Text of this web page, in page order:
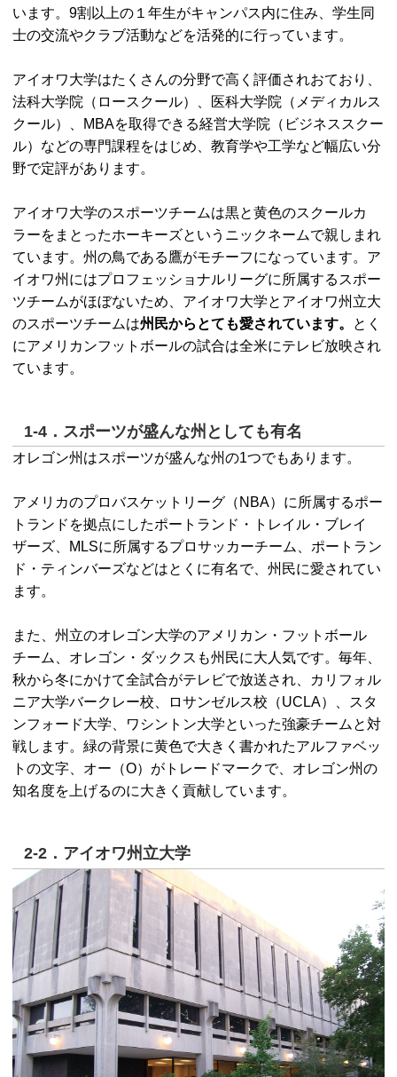
います。9割以上の１年生がキャンパス内に住み、学生同
士の交流やクラブ活動などを活発的に行っています。
アイオワ大学はたくさんの分野で高く評価されおており、
法科大学院（ロースクール）、医科大学院（メディカルス
クール）、MBAを取得できる経営大学院（ビジネススクー
ル）などの専門課程をはじめ、教育学や工学など幅広い分
野で定評があります。
アイオワ大学のスポーツチームは黒と黄色のスクールカ
ラーをまとったホーキーズというニックネームで親しまれ
ています。州の鳥である鷹がモチーフになっています。ア
イオワ州にはプロフェッショナルリーグに所属するスポー
ツチームがほぼないため、アイオワ大学とアイオワ州立大
のスポーツチームは州民からとても愛されています。
とく
にアメリカンフットボールの試合は全米にテレビ放映され
ています。
1-4．スポーツが盛んな州としても有名
オレゴン州はスポーツが盛んな州の1つでもあります。
アメリカのプロバスケットリーグ（NBA）に所属するポー
トランドを拠点にしたポートランド・トレイル・ブレイ
ザーズ、MLSに所属するプロサッカーチーム、ポートラン
ド・ティンバーズなどはとくに有名で、州民に愛されてい
ます。
また、州立のオレゴン大学のアメリカン・フットボール
チーム、オレゴン・ダックスも州民に大人気です。毎年、
秋から冬にかけて全試合がテレビで放送され、カリフォル
ニア大学バークレー校、ロサンゼルス校（UCLA）、スタ
ンフォード大学、ワシントン大学といった強豪チームと対
戦します。緑の背景に黄色で大きく書かれたアルファベッ
トの文字、オー（O）がトレードマークで、オレゴン州の
知名度を上げるのに大きく貢献しています。
2-2．アイオワ州立大学